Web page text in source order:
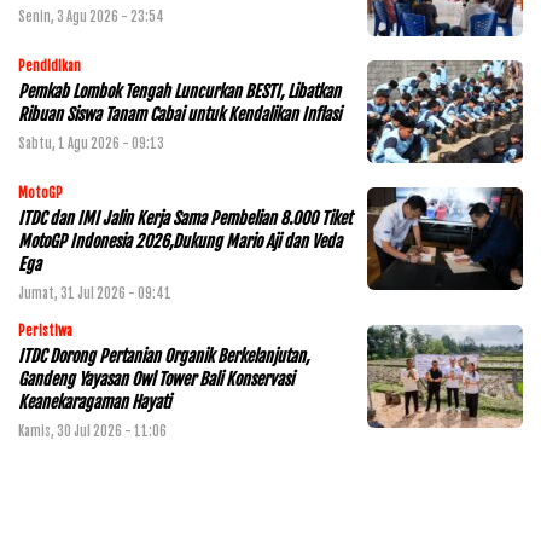
Senin, 3 Agu 2026 - 23:54
Pendidikan
Pemkab Lombok Tengah Luncurkan BESTI, Libatkan
Ribuan Siswa Tanam Cabai untuk Kendalikan Inflasi
Sabtu, 1 Agu 2026 - 09:13
MotoGP
ITDC dan IMI Jalin Kerja Sama Pembelian 8.000 Tiket
MotoGP Indonesia 2026,Dukung Mario Aji dan Veda
Ega
Jumat, 31 Jul 2026 - 09:41
Peristiwa
ITDC Dorong Pertanian Organik Berkelanjutan,
Gandeng Yayasan Owl Tower Bali Konservasi
Keanekaragaman Hayati
Kamis, 30 Jul 2026 - 11:06